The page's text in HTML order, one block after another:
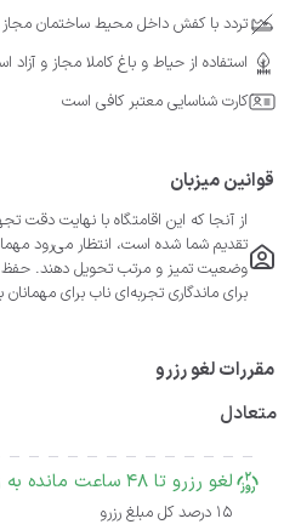
تردد با کفش داخل محیط ساختمان
استفاده از حیاط و باغ کاملا مجاز و آزاد
کارت شناسایی معتبر کافی است
قوانین میزبان
از آنجا که این اقامتگاه با نهایت دقت
تقدیم شما شده است، انتظار می‌رود
وضعیت تمیز و مرتب تحویل دهند. حفظ
برای ماندگاری تجربه‌ای ناب برای
مقررات لغو رزرو
متعادل
لغو رزرو تا 48 ساعت مانده به زمان ورود روز کنسل شده
15 درصد کل مبلغ رزرو